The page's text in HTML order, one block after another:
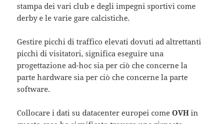
stampa dei vari club e degli impegni sportivi come
derby e le varie gare calcistiche.
Gestire picchi di traffico elevati dovuti ad altrettanti
picchi di visitatori, significa eseguire una
progettazione ad-hoc sia per ciò che concerne la
parte hardware sia per ciò che concerne la parte
software.
Collocare i dati su datacenter europei comeOVH in